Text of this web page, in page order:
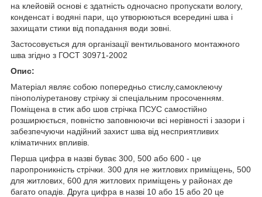
на клейовій основі є здатність одночасно пропускати вологу,
конденсат і водяні пари, що утворюються всередині шва і
захищати стики від попадання води зовні.
Застосовується для організації вентильованого монтажного
шва згідно з ГОСТ 30971-2002
Опис:
Матеріал являє собою попередньо стислу,самоклеючу
пінополіуретанову стрічку зі спеціальним просоченням.
Поміщена в стик або шов стрічка ПСУС самостійно
розширюється, повністю заповнюючи всі нерівності і зазори і
забезпечуючи надійний захист шва від несприятливих
кліматичних впливів.
Перша цифра в назві буває 300, 500 або 600 - це
паропроникність стрічки. 300 для не житлових приміщень, 500
для житлових, 600 для житлових приміщень у районах де
багато опадів. Друга цифра в назві 10 або 15 або 20 це